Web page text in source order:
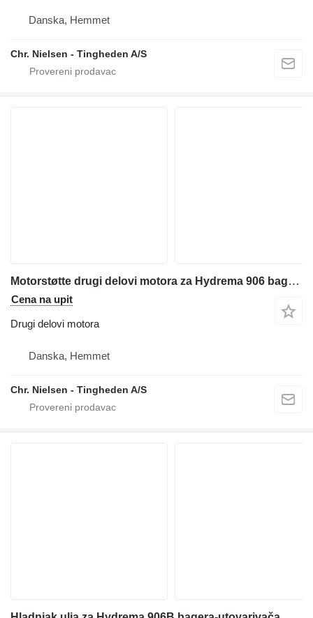
Danska, Hemmet
Chr. Nielsen - Tingheden A/S
Motorstøtte drugi delovi motora za Hydrema 906 bagera-utovarivača
Cena na upit
Drugi delovi motora
Danska, Hemmet
Chr. Nielsen - Tingheden A/S